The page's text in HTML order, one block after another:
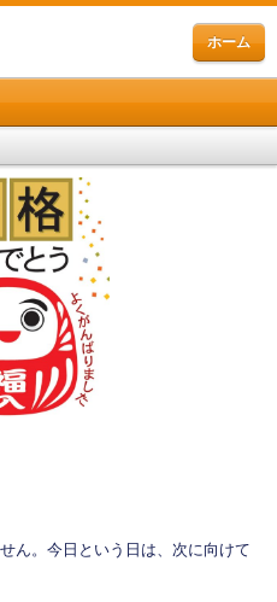
ホーム
ん。今日という日は、次に向けて